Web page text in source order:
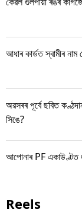
আধাৰ কাৰ্ডত স্বামীৰ
অৱসৰৰ পূৰ্বে ছবিত
সিঙে?
আপোনাৰ PF একাউণ্টত
Reels